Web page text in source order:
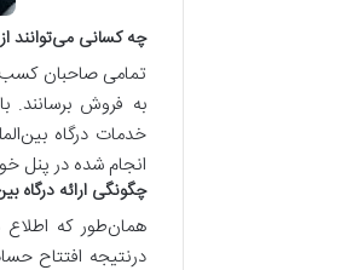
چه کسانی می‌توانند
تمامی صاحبان کسب
به فروش برسانند.
خدمات درگاه
انجام شده در پنل
چگونگی ارائه درگاه
همان‌طور که اطلاع
درنتیجه افتتاح